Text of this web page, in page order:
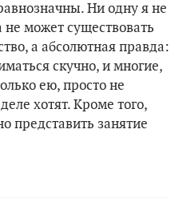
Ни одну я не
не может существовать
а абсолютная правда:
скучно, и многие,
ею, просто не
хотят. Кроме того,
представить занятие